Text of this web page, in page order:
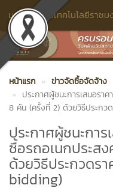
มหาวิทยาลัยเทคโนโลยีราช
หน้าแรก
ข่าวจัดซื้อจัดจ้าง
ประกาศผู้ชนะการเสนอรา
8 คัน (ครั้งที่ 2) ด้วยวิธีประกว
ประกาศผู้ชนะกา
ซื้อรถอเนกประส
ด้วยวิธีประกวดร
bidding)